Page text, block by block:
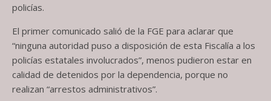
policías.
El primer comunicado salió de la FGE para aclarar que
“ninguna autoridad puso a disposición de esta Fiscalía a los
policías estatales involucrados”, menos pudieron estar en
calidad de detenidos por la dependencia, porque no
realizan “arrestos administrativos”.